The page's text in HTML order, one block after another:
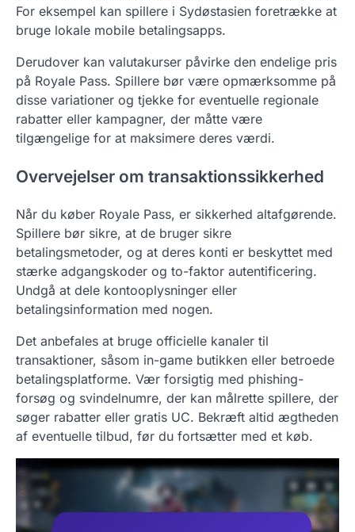
For eksempel kan spillere i Sydøstasien foretrække at
bruge lokale mobile betalingsapps.
Derudover kan valutakurser påvirke den endelige pris
på Royale Pass. Spillere bør være opmærksomme på
disse variationer og tjekke for eventuelle regionale
rabatter eller kampagner, der måtte være
tilgængelige for at maksimere deres værdi.
Overvejelser om transaktionssikkerhed
Når du køber Royale Pass, er sikkerhed altafgørende.
Spillere bør sikre, at de bruger sikre
betalingsmetoder, og at deres konti er beskyttet med
stærke adgangskoder og to-faktor autentificering.
Undgå at dele kontooplysninger eller
betalingsinformation med nogen.
Det anbefales at bruge officielle kanaler til
transaktioner, såsom in-game butikken eller betroede
betalingsplatforme. Vær forsigtig med phishing-
forsøg og svindelnumre, der kan målrette spillere, der
søger rabatter eller gratis UC. Bekræft altid ægtheden
af eventuelle tilbud, før du fortsætter med et køb.